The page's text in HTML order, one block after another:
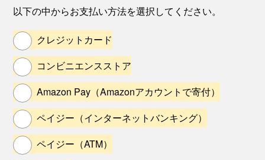
以下の中からお支払い方法を選択してください。
クレジットカード
コンビニエンスストア
Amazon Pay（Amazonアカウントで寄付）
ペイジー（インターネットバンキング）
ペイジー（ATM）